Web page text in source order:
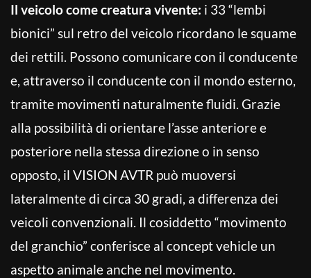
Il veicolo come creatura vivente: i 33 “lembi
bionici” sul retro del veicolo ricordano le squame
dei rettili. Possono comunicare con il conducente
e, attraverso il conducente con il mondo esterno,
tramite movimenti naturalmente fluidi. Grazie
alla possibilità di orientare l’asse anteriore e
posteriore nella stessa direzione o in senso
opposto, il VISION AVTR può muoversi
lateralmente di circa 30 gradi, a differenza dei
veicoli convenzionali. Il cosiddetto “movimento
del granchio” conferisce al concept vehicle un
aspetto animale anche nel movimento.